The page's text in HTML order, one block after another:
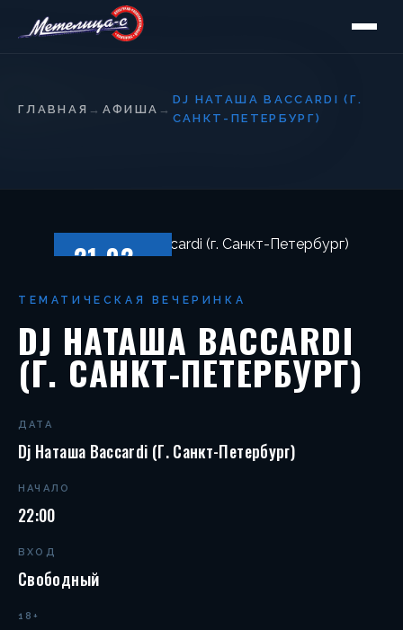
ГЛАВНАЯ → АФИША →
DJ НАТАША BACСARDI (Г.
САНКТ-ПЕТЕРБУРГ)
21.02
ТЕМАТИЧЕСКАЯ ВЕЧЕРИНКА
DJ НАТАША BACСARDI
(Г. САНКТ-ПЕТЕРБУРГ)
ДАТА
Dj Наташа Bacсardi (г. Санкт-Петербург)
НАЧАЛО
22:00
ВХОД
Свободный
18+